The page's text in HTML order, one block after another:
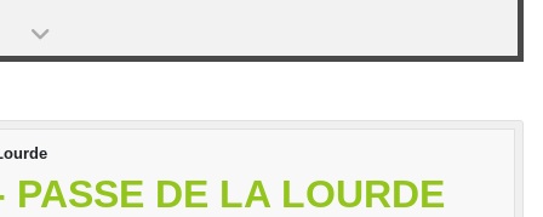
DE LA LOURDE